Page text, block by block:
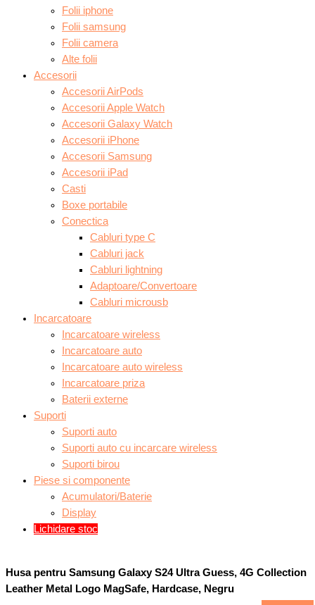
Folii iphone
Folii samsung
Folii camera
Alte folii
Accesorii
Accesorii AirPods
Accesorii Apple Watch
Accesorii Galaxy Watch
Accesorii iPhone
Accesorii Samsung
Accesorii iPad
Casti
Boxe portabile
Conectica
Cabluri type C
Cabluri jack
Cabluri lightning
Adaptoare/Convertoare
Cabluri microusb
Incarcatoare
Incarcatoare wireless
Incarcatoare auto
Incarcatoare auto wireless
Incarcatoare priza
Baterii externe
Suporti
Suporti auto
Suporti auto cu incarcare wireless
Suporti birou
Piese si componente
Acumulatori/Baterie
Display
Lichidare stoc
Husa pentru Samsung Galaxy S24 Ultra Guess, 4G Collection
Leather Metal Logo MagSafe, Hardcase, Negru